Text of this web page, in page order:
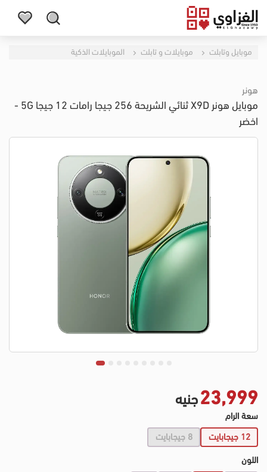
موبايل وتابلت موبايلات و تابلت الموبايلات الذكية
هونر
موبايل هونر X9D ثنائي الشريحة 256 جيجا رامات 12 جيجا 5G -
اخضر
23,999جنيه
سعة الرام
12 جيجابايت
8 جيجابايت
اللون